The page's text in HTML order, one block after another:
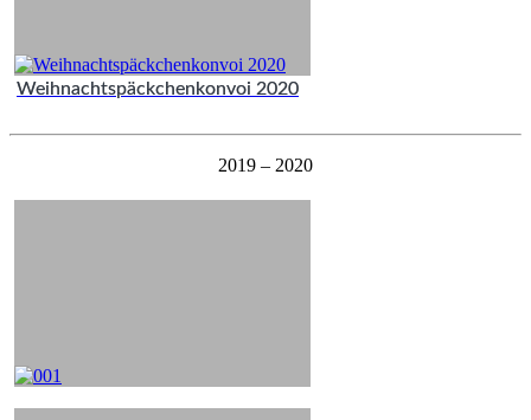
Weihnachtspäckchenkonvoi 2020
2019 – 2020